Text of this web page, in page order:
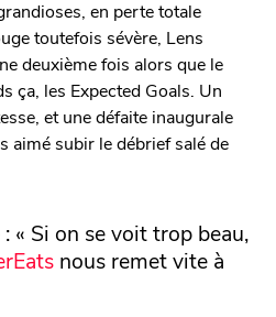
en perte totale
toutefois sévère, Lens
deuxième fois alors que le
ça, les Expected Goals. Un
et une défaite inaugurale
aimé subir le débrief salé de
« Si on se voit trop beau,
nous remet vite à